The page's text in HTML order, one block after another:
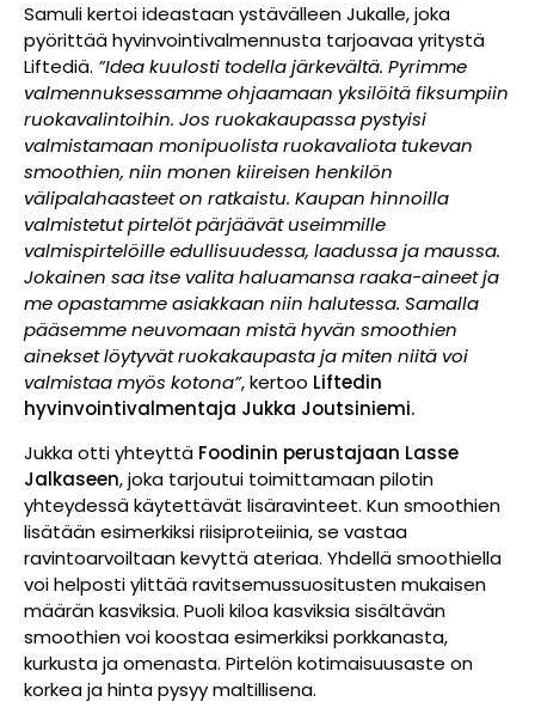
Samuli kertoi ideastaan ystävälleen Jukalle, joka
pyörittää hyvinvointivalmennusta tarjoavaa yritystä
Liftediä. ”Idea kuulosti todella järkevältä. Pyrimme
valmennuksessamme ohjaamaan yksilöitä fiksumpiin
ruokavalintoihin. Jos ruokakaupassa pystyisi
valmistamaan monipuolista ruokavaliota tukevan
smoothien, niin monen kiireisen henkilön
välipalahaasteet on ratkaistu. Kaupan hinnoilla
valmistetut pirtelöt pärjäävät useimmille
valmispirtelöille edullisuudessa, laadussa ja maussa.
Jokainen saa itse valita haluamansa raaka-aineet ja
me opastamme asiakkaan niin halutessa. Samalla
pääsemme neuvomaan mistä hyvän smoothien
ainekset löytyvät ruokakaupasta ja miten niitä voi
valmistaa myös kotona”, kertoo Liftedin
hyvinvointivalmentaja Jukka Joutsiniemi.
Jukka otti yhteyttä Foodinin perustajaan Lasse
Jalkaseen, joka tarjoutui toimittamaan pilotin
yhteydessä käytettävät lisäravinteet. Kun smoothien
lisätään esimerkiksi riisiproteiinia, se vastaa
ravintoarvoiltaan kevyttä ateriaa. Yhdellä smoothiella
voi helposti ylittää ravitsemussuositusten mukaisen
määrän kasviksia. Puoli kiloa kasviksia sisältävän
smoothien voi koostaa esimerkiksi porkkanasta,
kurkusta ja omenasta. Pirtelön kotimaisuusaste on
korkea ja hinta pysyy maltillisena.